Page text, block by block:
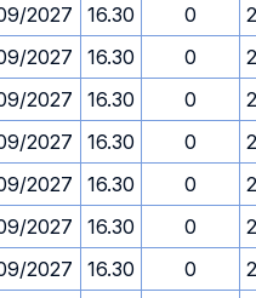
2027 16.30 0
2027 16.30 0
2027 16.30 0
2027 16.30 0
2027 16.30 0
2027 16.30 0
2027 16.30 0